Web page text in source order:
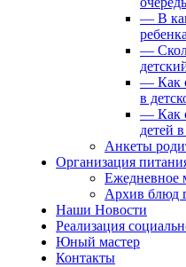
— В
—
— Как
в
— Как
детей
Анкеты
Организация
Ежедневное
Архив блюд
Наши Новости
Реализация
Юный мастер
Контакты